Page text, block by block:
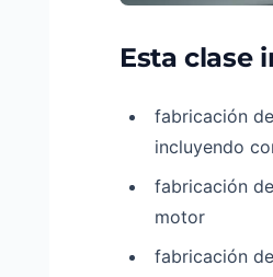
Esta clase
fabricación
incluyendo
fabricación
motor
fabricación